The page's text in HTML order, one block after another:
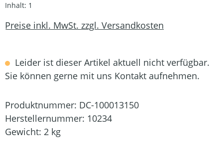
Inhalt: 1
Preise inkl. MwSt. zzgl. Versandkosten
Leider ist dieser Artikel aktuell nicht verfügbar.
Sie können gerne mit uns Kontakt aufnehmen.
Produktnummer: DC-100013150
Herstellernummer: 10234
Gewicht: 2 kg